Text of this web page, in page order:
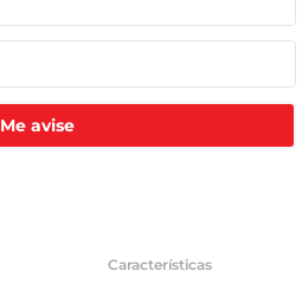
Me avise
Características